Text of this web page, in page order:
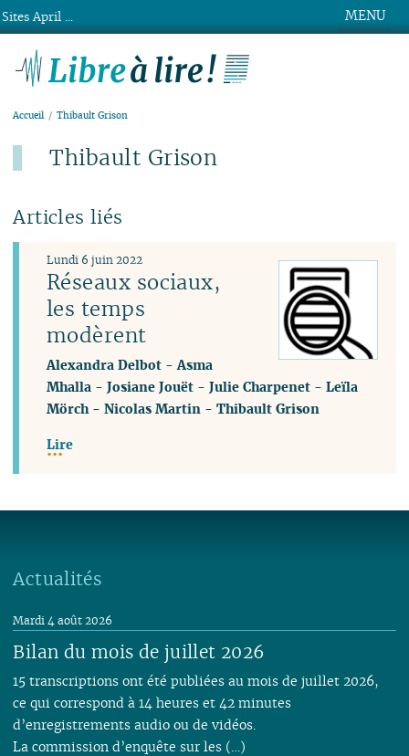
MENU
Accueil Thibault Grison
Thibault Grison
Articles liés
Réseaux sociaux,
les temps
modèrent
Lundi 6 juin 2022
Alexandra Delbot -Asma
Mhalla -Josiane Jouët -Julie Charpenet -Leïla
Mörch-Nicolas Martin -Thibault Grison
Lire
Actualités
Bilan du mois de juillet 2026
Mardi 4 août 2026
15 transcriptions ont été publiées au mois de juillet 2026,
ce qui correspond à 14 heures et 42 minutes
d’enregistrements audio ou de vidéos.
La commission d’enquête sur les (…)
Sites April ...